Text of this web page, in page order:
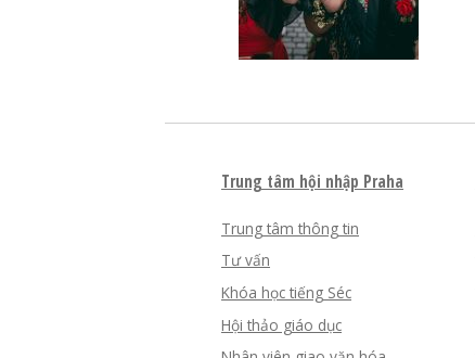
Trung tâm hội nhập Praha
Trung tâm thông tin
Tư vấn
Khóa học tiếng Séc
Hội thảo giáo dục